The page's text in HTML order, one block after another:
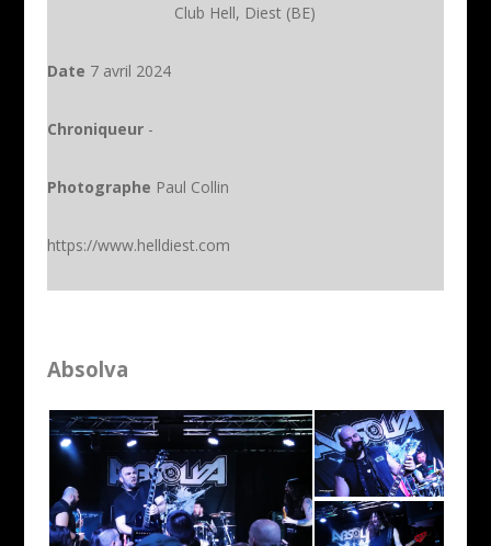
Club Hell, Diest (BE)
Date 7 avril 2024
Chroniqueur-
Photographe Paul Collin
https://www.helldiest.com
Absolva